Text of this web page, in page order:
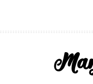
content